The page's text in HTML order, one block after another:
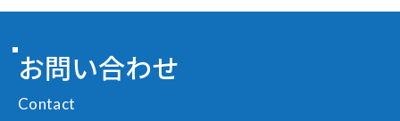
お問い合わせ
Contact